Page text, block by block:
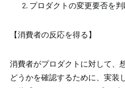
プロダクトの変更要否を
【消費者の反応を得る】
消費者がプロダクトに対して、
どうかを確認するために、実装